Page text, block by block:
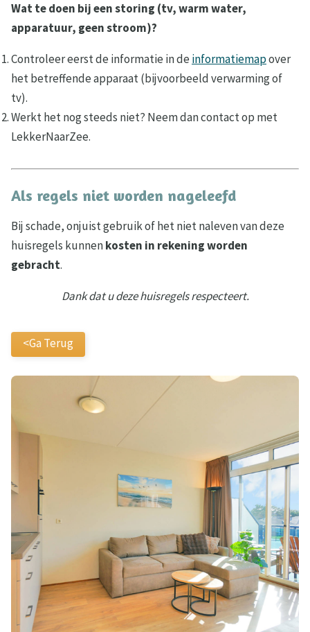
Wat te doen bij een storing (tv, warm water,
apparatuur, geen stroom)?
Controleer eerst de informatie in de informatiemapover
het betreffende apparaat (bijvoorbeeld verwarming of
tv).
Werkt het nog steeds niet? Neem dan contact op met
LekkerNaarZee.
Als regels niet worden nageleefd
Bij schade, onjuist gebruik of het niet naleven van deze
huisregels kunnenkosten in rekening worden
gebracht.
Dank dat u deze huisregels respecteert.
<Ga Terug